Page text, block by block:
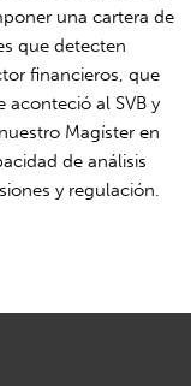
una cartera de
que detecten
financieros, que
aconteció al SVB y
Magíster en
de análisis
y regulación.